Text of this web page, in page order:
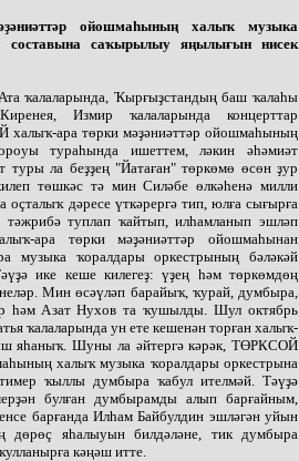
ойошмаһының халыҡ музыка
составына саҡырылыу яңылығын нисек
ҡалаларында, Ҡырғыҙстандың баш ҡалаһы
Измир ҡалаларында концерттар
ара төрки мәҙәниәттәр ойошмаһының
тураһында ишеттем, ләкин әһәмиәт
ла беҙҙең "Йатаған" төркөмө өсөн ҙур
төшкәс тә мин Силәбе өлкәһенә милли
дәресе үткәрергә тип, юлға сығырға
туплап ҡайтып, илһамланып эшләп
ара төрки мәҙәниәттәр ойошмаһынан
музыка ҡоралдары оркестрының бәләкәй
ике кеше килегеҙ: үҙең һәм төркөмдөң
Мин өсәүләп барайыҡ, ҡурай, думбыра,
һәм Азат Нухов та ҡушылды. Шул октябрь
ҡалаларында ун ете кешенән торған халыҡ-
яһаныҡ. Шуны ла әйтергә кәрәк, ТӨРКСОЙ
халыҡ музыка ҡоралдары оркестрына
ҡыллы думбыра ҡабул ителмәй. Тәүҙә
булған думбырамды алып барғайным,
барғанда Илһам Байбулдин эшләгән уйын
дөрөҫ яһалыуын билдәләне, тик думбыра
кәңәш итте.